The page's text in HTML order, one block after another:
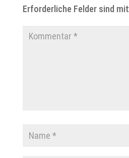
Erforderliche Felder sind mit